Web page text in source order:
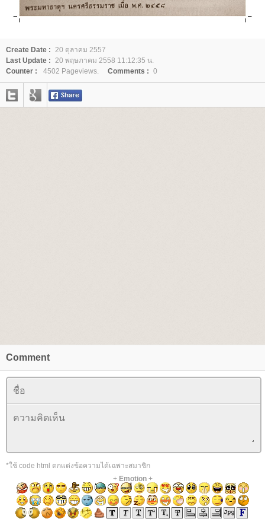
Create Date :
20 ตุลาคม 2557
Last Update :
20 พฤษภาคม 2558 11:12:35 น.
Counter :
4502 Pageviews. Comments : 0
Comment
*ใช้ code html ตกแต่งข้อความได้เฉพาะสมาชิก
+ Emotion+